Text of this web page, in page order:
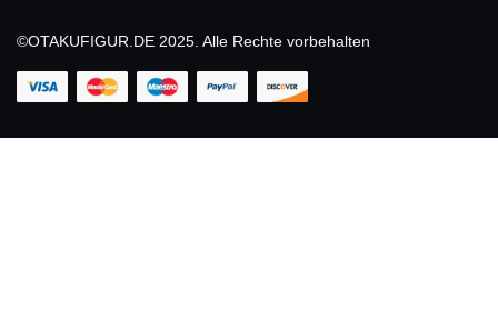
©OTAKUFIGUR.DE 2025. Alle Rechte vorbehalten